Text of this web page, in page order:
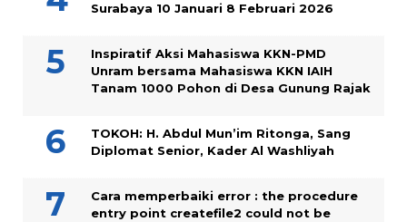
Surabaya 10 Januari 8 Februari 2026
Inspiratif Aksi Mahasiswa KKN-PMD
Unram bersama Mahasiswa KKN IAIH
Tanam 1000 Pohon di Desa Gunung Rajak
TOKOH: H. Abdul Mun’im Ritonga, Sang
Diplomat Senior, Kader Al Washliyah
Cara memperbaiki error : the procedure
entry point createfile2 could not be